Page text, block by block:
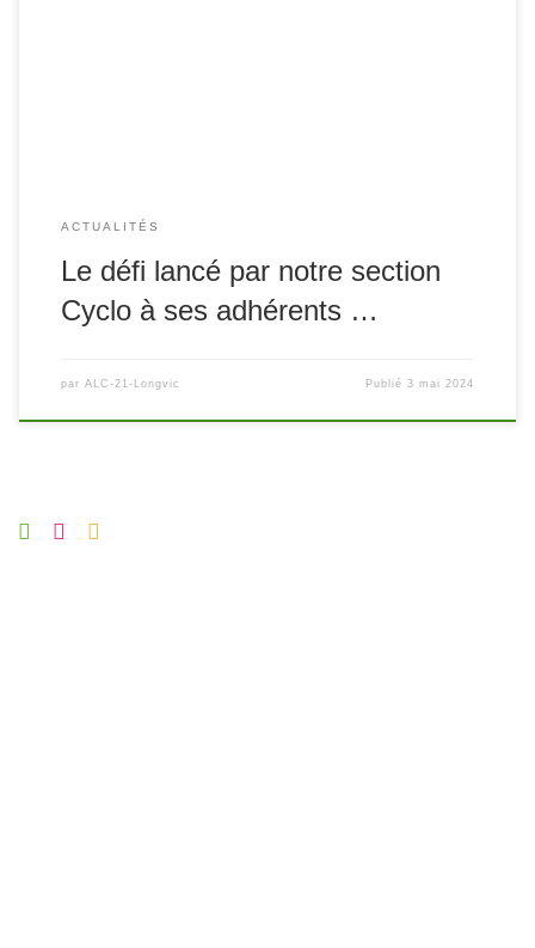
ACTUALITÉS
Le défi lancé par notre section
Cyclo à ses adhérents …
par ALC-21-Longvic Publié3 mai 2024